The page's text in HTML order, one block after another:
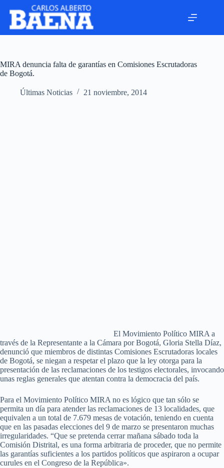
MIRA denuncia falta de garantías en Comisiones Escrutadoras
de Bogotá.
Últimas Noticias 21 noviembre, 2014
El Movimiento Político MIRA a
través de la Representante a la Cámara por Bogotá, Gloria Stella Díaz,
denunció que miembros de distintas Comisiones Escrutadoras locales
de Bogotá, se niegan a respetar el plazo que la ley otorga para la
presentación de las reclamaciones de los testigos electorales, invocando
unas reglas generales que atentan contra la democracia del país.
Para el Movimiento Político MIRA no es lógico que tan sólo se
permita un día para atender las reclamaciones de 13 localidades, que
equivalen a un total de 7.679 mesas de votación, teniendo en cuenta
que en las pasadas elecciones del 9 de marzo se presentaron muchas
irregularidades. “Que se pretenda cerrar mañana sábado toda la
Comisión Distrital, es una forma arbitraria de proceder, que no permite
las garantías suficientes a los partidos políticos que aspiraron a ocupar
curules en el Congreso de la República».